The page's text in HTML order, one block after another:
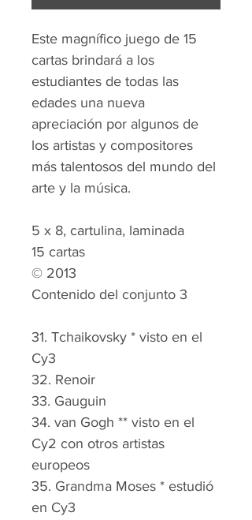
Este magnífico juego de 15
cartas brindará a los
estudiantes de todas las
edades una nueva
apreciación por algunos de
los artistas y compositores
más talentosos del mundo del
arte y la música.
5 x 8, cartulina, laminada
15 cartas
© 2013
Contenido del conjunto 3
31. Tchaikovsky * visto en el
Cy3
32. Renoir
33. Gauguin
34. van Gogh ** visto en el
Cy2 con otros artistas
europeos
35. Grandma Moses * estudió
en Cy3